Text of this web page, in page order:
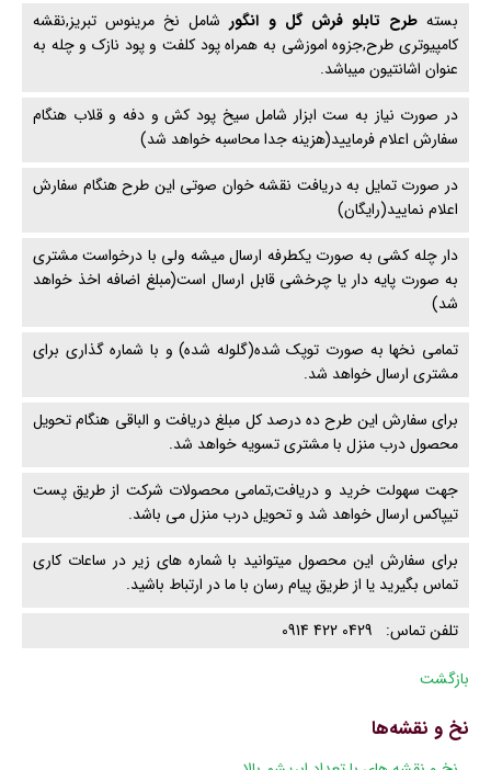
بستهطرح تابلو فرش گل و انگور شامل نخ مرینوس تبریز,نقشه
کامپیوتری طرح,جزوه اموزشی به همراه پود کلفت و پود نازک و چله به
عنوان اشانتیون میباشد.
در صورت نیاز به ست ابزار شامل سیخ پود کش و دفه و قلاب هنگام
سفارش اعلام فرمایید(هزینه جدا محاسبه خواهد شد)
در صورت تمایل به دریافت نقشه خوان صوتی این طرح هنگام سفارش
اعلام نمایید(رایگان)
دار چله کشی به صورت یکطرفه ارسال میشه ولی با درخواست مشتری
به صورت پایه دار یا چرخشی قابل ارسال است(مبلغ اضافه اخذ خواهد
شد)
تمامی نخها به صورت توپک شده(گلوله شده) و با شماره گذاری برای
مشتری ارسال خواهد شد.
برای سفارش این طرح ده درصد کل مبلغ دریافت و الباقی هنگام تحویل
محصول درب منزل با مشتری تسویه خواهد شد.
جهت سهولت خرید و دریافت,تمامی محصولات شرکت از طریق پست
تیپاکس ارسال خواهد شد و تحویل درب منزل می باشد.
برای سفارش این محصول میتوانید با شماره های زیر در ساعات کاری
تماس بگیرید یا از طریق پیام رسان با ما در ارتباط باشید.
تلفن تماس: 0429 422 0914
بازگشت
نخ و نقشه‌ها